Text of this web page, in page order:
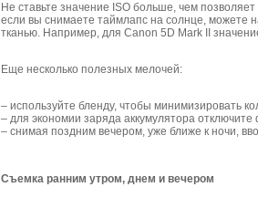
Не ставьте значение ISO больше, чем
если вы снимаете таймлапс на солнце, можете
тканью. Например, для Canon 5D Mark II
Еще несколько полезных мелочей:
– используйте бленду, чтобы минимизировать
– для экономии заряда аккумулятора
– снимая поздним вечером, уже ближе к ночи,
Съемка ранним утром, днем и вечером